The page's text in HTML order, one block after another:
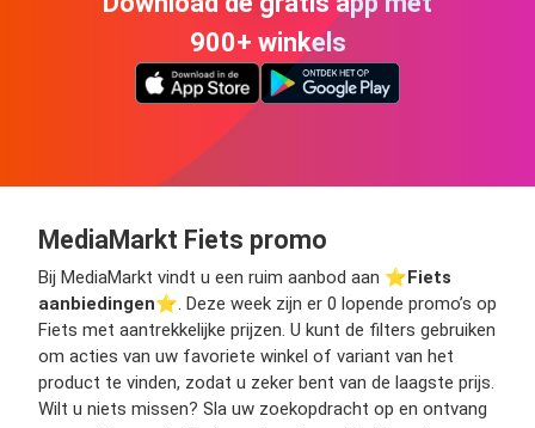
900+ winkels
MediaMarkt Fiets promo
Bij MediaMarkt vindt u een ruim aanbod aan ⭐️Fiets
aanbiedingen⭐️. Deze week zijn er 0 lopende promo’s op
Fiets met aantrekkelijke prijzen. U kunt de filters gebruiken
om acties van uw favoriete winkel of variant van het
product te vinden, zodat u zeker bent van de laagste prijs.
Wilt u niets missen? Sla uw zoekopdracht op en ontvang